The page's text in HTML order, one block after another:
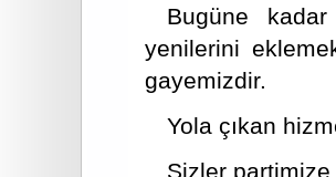
Bugüne
yenilerini
gayemizdir.
Yola çıkan
Sizler